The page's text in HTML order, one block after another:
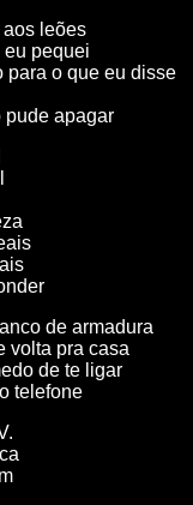
leões
eu pequei
para o que eu disse
pude apagar
de armadura
volta pra casa
de te ligar
telefone